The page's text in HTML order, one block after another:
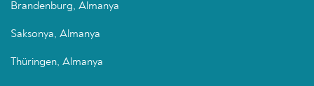
Brandenburg, Almanya
Saksonya, Almanya
Thüringen, Almanya